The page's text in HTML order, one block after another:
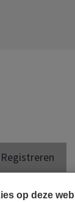
op deze
Registreren
zijn om